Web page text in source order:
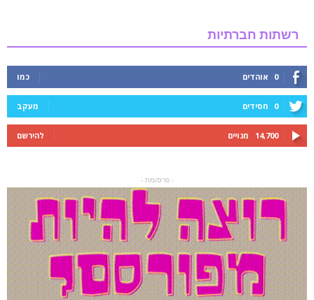
רשתות חברתיות
0 אוהדים כמו
0 חסידים מעקב
14,700 מנויים להירשם
- פרסומת -